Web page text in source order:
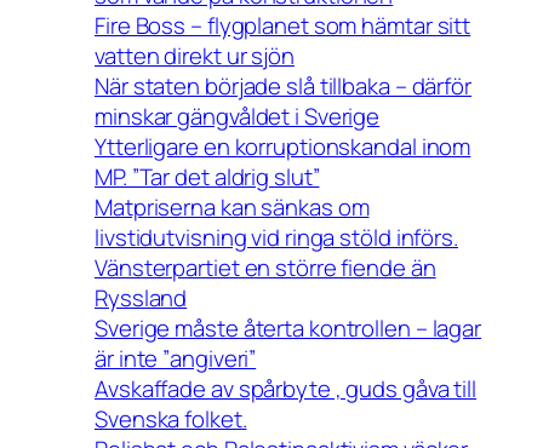
Fire Boss – flygplanet som hämtar sitt
vatten direkt ur sjön
När staten började slå tillbaka – därför
minskar gängvåldet i Sverige
Ytterligare en korruptionskandal inom
MP. ”Tar det aldrig slut”
Matpriserna kan sänkas om
livstidutvisning vid ringa stöld införs.
Vänsterpartiet en större fiende än
Ryssland
Sverige måste återta kontrollen – lagar
är inte ”angiveri”
Avskaffade av spårbyte , guds gåva till
Svenska folket.